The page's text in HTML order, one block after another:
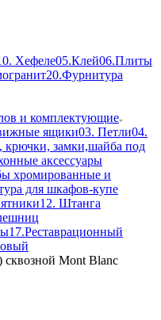
Хефеле05.Клей06.Плиты
20.Фурнитура
и комплектующие
ящики03. Петли04.
крючки, замки,шайба под
аксессуары
хромированные и
для шкафов-купе
12. Штанга
17.Реставрационный
Mont Blanc